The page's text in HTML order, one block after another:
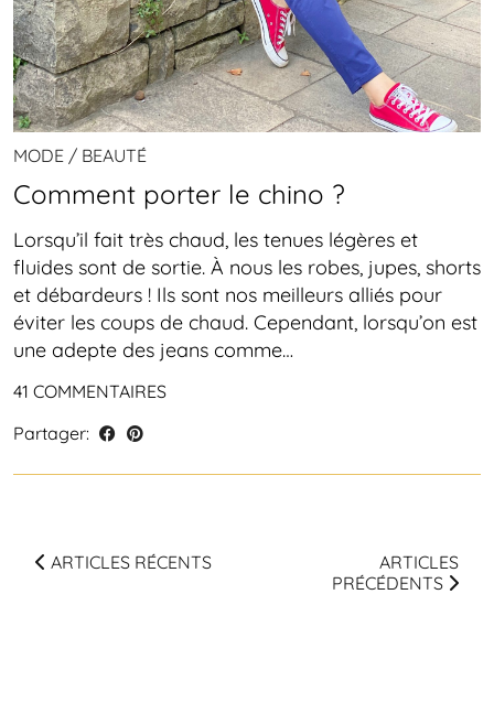
MODE / BEAUTÉ
Comment porter le chino ?
Lorsqu’il fait très chaud, les tenues légères et
fluides sont de sortie. À nous les robes, jupes, shorts
et débardeurs ! Ils sont nos meilleurs alliés pour
éviter les coups de chaud. Cependant, lorsqu’on est
une adepte des jeans comme…
41 COMMENTAIRES
Partager:
ARTICLES RÉCENTS
ARTICLES
PRÉCÉDENTS